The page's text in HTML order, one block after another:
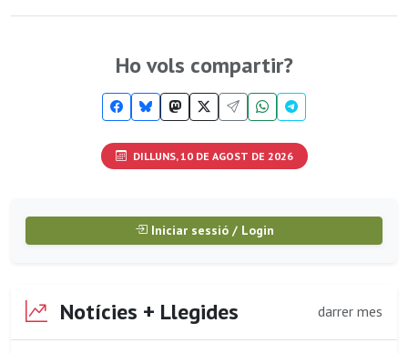
Ho vols compartir?
DILLUNS, 10 DE AGOST DE 2026
Iniciar sessió / Login
Notícies + Llegides darrer mes